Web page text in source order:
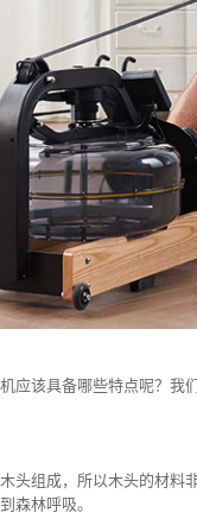
应该具备哪些特点呢？我们
头组成，所以木头的材料
森林呼吸。